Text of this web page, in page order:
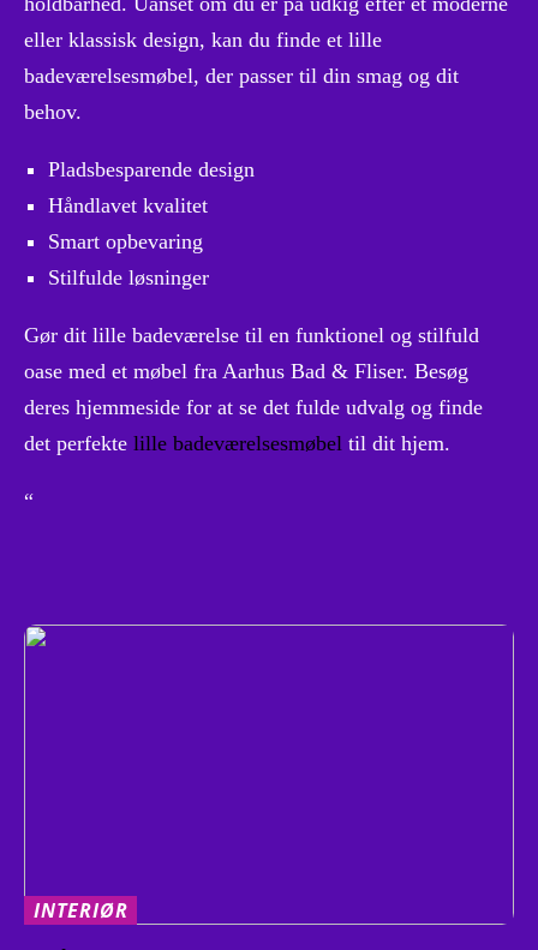
eller klassisk design, kan du finde et lille
badeværelsesmøbel, der passer til din smag og dit
behov.
Pladsbesparende design
Håndlavet kvalitet
Smart opbevaring
Stilfulde løsninger
Gør dit lille badeværelse til en funktionel og stilfuld
oase med et møbel fra Aarhus Bad & Fliser. Besøg
deres hjemmeside for at se det fulde udvalg og finde
det perfekte lille badeværelsesmøbel til dit hjem.
“
INTERIØR